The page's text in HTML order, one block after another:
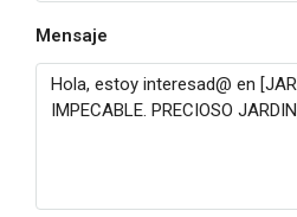
Mensaje